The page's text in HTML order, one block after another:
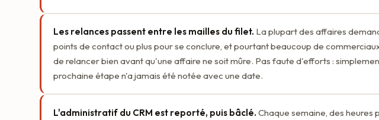
Les relances passent entre les mailles du filet. La plupart des affaires
points de contact ou plus pour se conclure, et pourtant beaucoup de
de relancer bien avant qu'une affaire ne soit mûre. Pas faute d'efforts :
prochaine étape n'a jamais été notée avec une date.
L'administratif du CRM est reporté, puis bâclé. Chaque semaine, des heures